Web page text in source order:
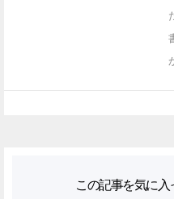
この記事を気に入